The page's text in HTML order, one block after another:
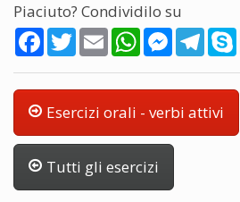
Piaciuto? Condividilo su
FacebookTwitterEmail WhatsAppMessenger
Esercizi orali - verbi attivi
Tutti gli esercizi